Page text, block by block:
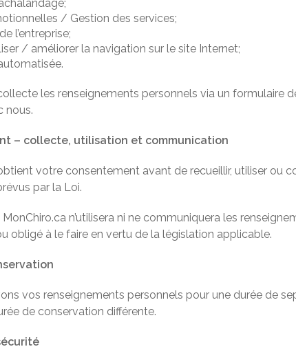
/ Gestion des services;
l’entreprise;
/ améliorer la navigation sur le site Internet;
les renseignements personnels via un formulaire
nous.
– collecte, utilisation et communication
votre consentement avant de recueillir, utiliser ou
par la Loi.
MonChiro.ca n’utilisera ni ne communiquera les
obligé à le faire en vertu de la législation applicable.
vos renseignements personnels pour une durée de
de conservation différente.